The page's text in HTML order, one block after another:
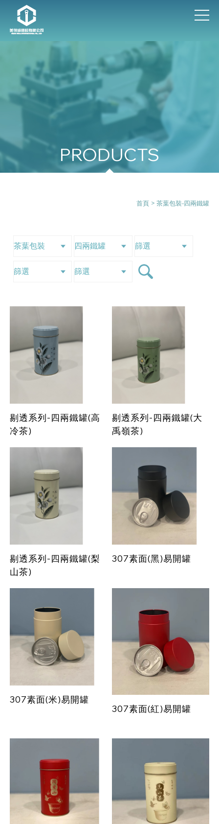
茶葉包裝-四兩鐵罐
首頁 > 茶葉包裝-四兩鐵罐
剔透系列-四兩鐵罐(高
冷茶)
剔透系列-四兩鐵罐(大
禹嶺茶)
剔透系列-四兩鐵罐(梨
山茶)
307素面(黑)易開罐
307素面(米)易開罐
307素面(紅)易開罐